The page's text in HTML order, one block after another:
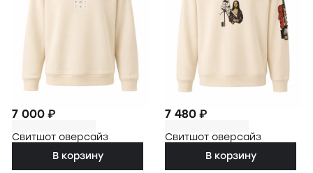
7 000 ₽
Свитшот оверсайз
В корзину
7 480 ₽
Свитшот оверсайз
В корзину